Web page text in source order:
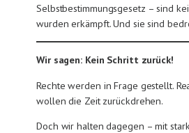
Selbstbestimmungsgesetz – sind
wurden erkämpft. Und sie sind
Wir sagen: Kein Schritt zurück!
Rechte werden in Frage gestellt.
wollen die Zeit zurückdrehen.
Doch wir halten dagegen – mit